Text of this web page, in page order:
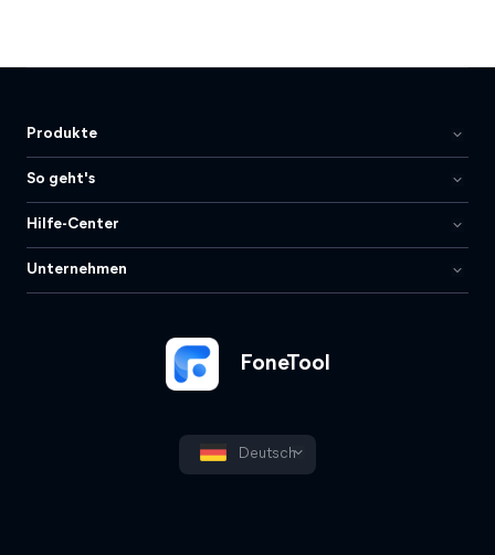
FoneTool
Deutsch
Produkte
So geht's
Hilfe-Center
Unternehmen